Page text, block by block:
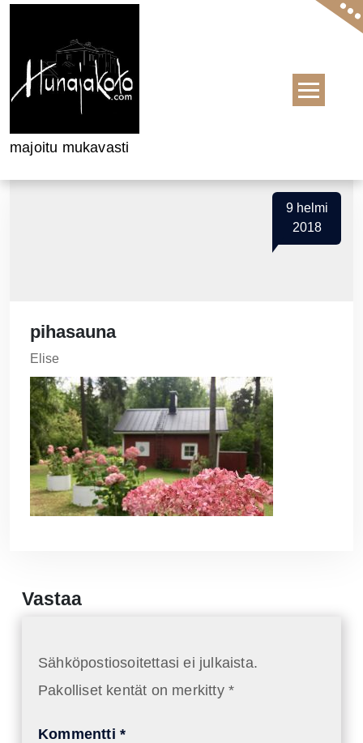
majoitu mukavasti
9helmi
2018
pihasauna
Elise
Vastaa
Sähköpostiosoitettasi ei julkaista.
Pakolliset kentät on merkitty *
Kommentti *